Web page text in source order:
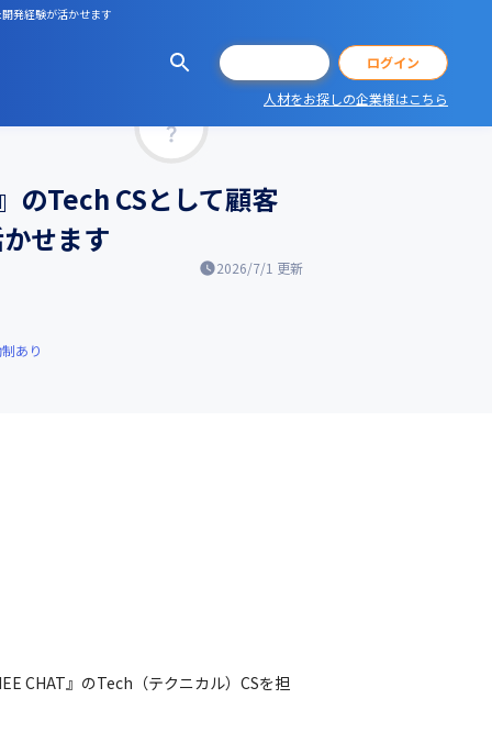
発経験が活かせます
ログイン
人材をお探しの企業様はこちら
のTech CSとして顧客
せます
2026/7/1 更新
あり
CHAT』のTech（テクニカル）CSを担